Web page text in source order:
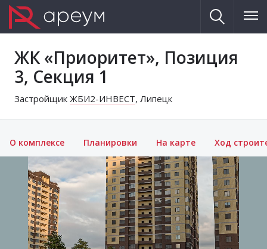
ЖК «Приоритет», Позиция
3, Секция 1
Застройщик ЖБИ2-ИНВЕСТ, Липецк
О комплексе Планировки На карте Ход